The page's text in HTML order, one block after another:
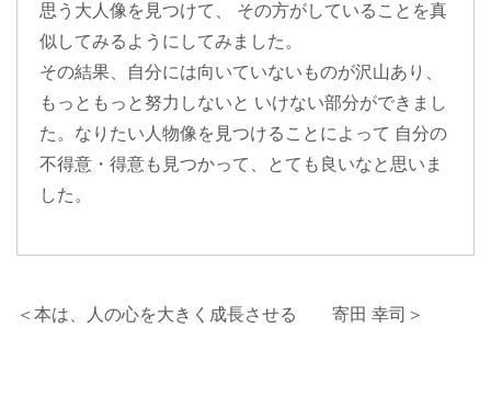
思う大人像を見つけて、 その方がしていることを真
似してみるようにしてみました。
その結果、自分には向いていないものが沢山あり、
もっともっと努力しないと いけない部分ができまし
た。なりたい人物像を見つけることによって 自分の
不得意・得意も見つかって、とても良いなと思いま
した。
＜本は、人の心を大きく成長させる 寄田 幸司＞